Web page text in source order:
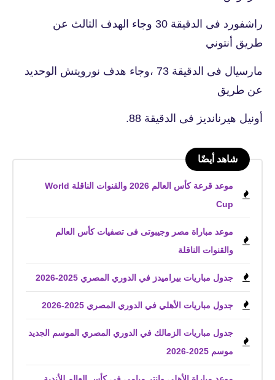
راشفورد فى الدقيقة 30 وجاء الهدف الثالث عن
طريق أنتوني
مارسيال فى الدقيقة 73 ،وجاء هدف نورويتش الوحديد
عن طريق
أونيل هيرنانديز فى الدقيقة 88.
شاهد أيضًا
موعد قرعة كأس العالم 2026 والقنوات الناقلة World
Cup
موعد مباراة مصر وجيبوتى فى تصفيات كأس العالم
والقنوات الناقلة
جدول مباريات بيراميدز في الدوري المصري 2025-2026
جدول مباريات الأهلي في الدوري المصري 2025-2026
جدول مباريات الزمالك في الدوري المصري الموسم الجديد
موسم 2025-2026